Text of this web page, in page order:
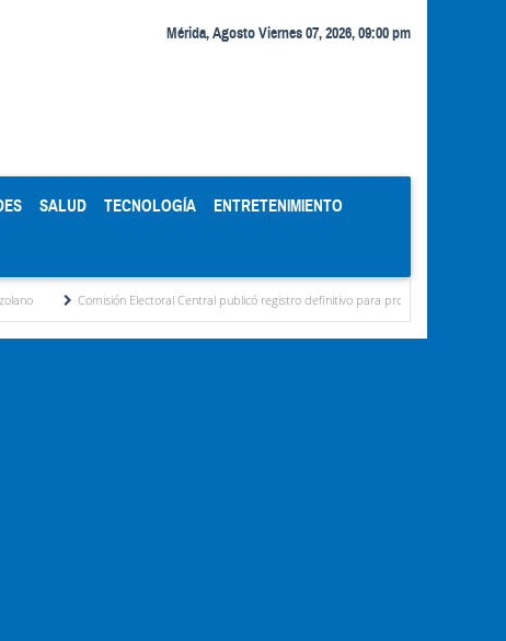
Mérida, Agosto Viernes 07, 2026, 09:00 pm
SALUD TECNOLOGÍA ENTRETENIMIENTO
Electoral Central publicó registro definitivo para proceso de cogobierno profesoral